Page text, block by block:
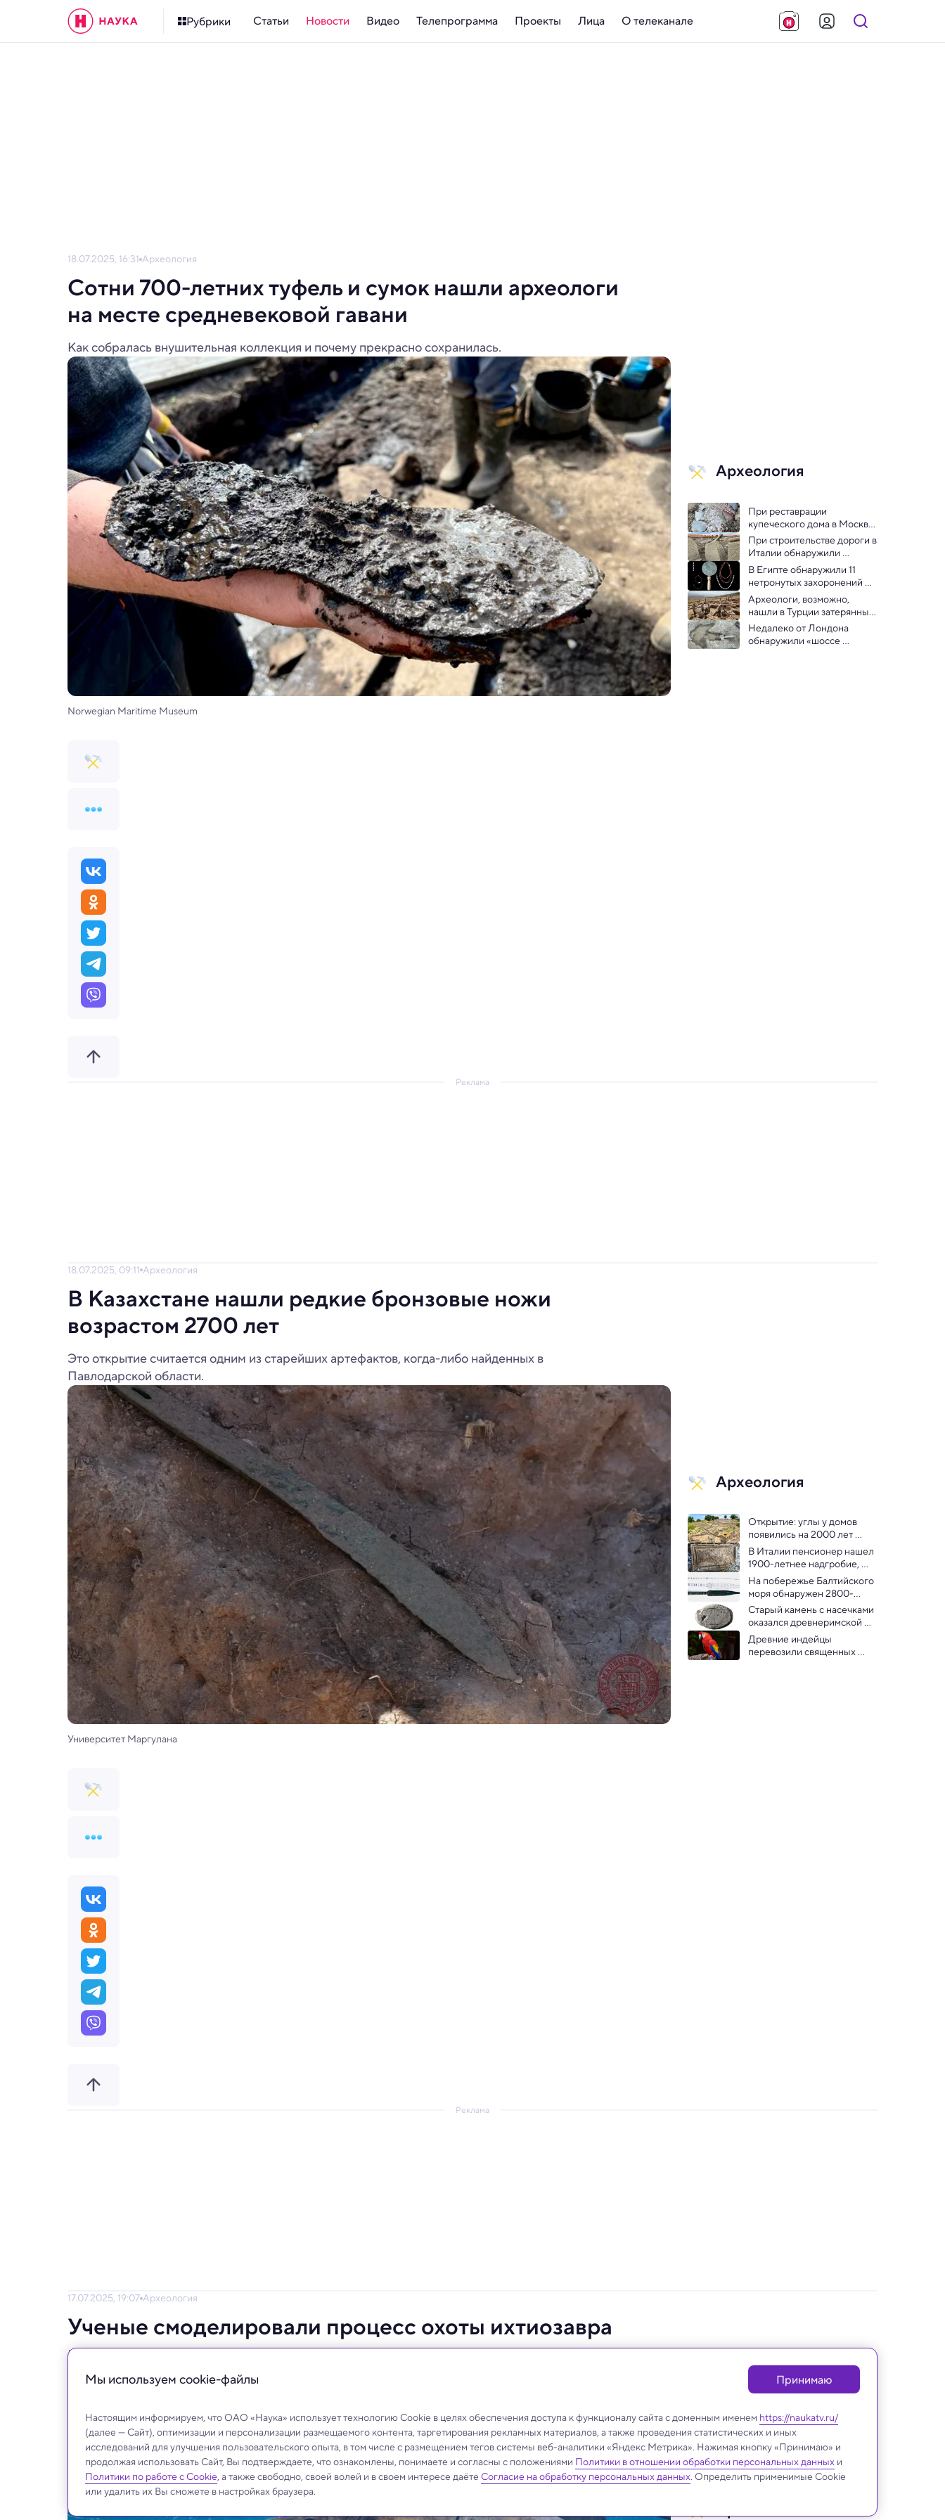
Рубрики Статьи Новости Видео Телепрограмма Проекты Лица О телеканале
18.07.2025, 16:31 Археология
Сотни 700-летних туфель и сумок нашли археологи
на месте средневековой гавани
Как собралась внушительная коллекция и почему прекрасно сохранилась.
Norwegian Maritime Museum
Археология
При реставрации
купеческого дома в Москве
обнаружено 20 000
серебряных монет
При строительстве дороги в
Италии обнаружили
святилище доримской
эпохи
В Египте обнаружили 11
нетронутых захоронений
Среднего царства, полных
драгоценностей
Археологи, возможно,
нашли в Турции затерянный
город Арсамея
Недалеко от Лондона
обнаружили «шоссе
Реклама
18.07.2025, 09:11 Археология
В Казахстане нашли редкие бронзовые ножи
возрастом 2700 лет
Это открытие считается одним из старейших артефактов, когда-либо найденных в
Павлодарской области.
Университет Маргулана
Археология
Открытие: углы у домов
появились на 2000 лет
раньше
В Италии пенсионер нашел
1900-летнее надгробие,
собирая в лесу спаржу
На побережье Балтийского
моря обнаружен 2800-
летний гальштатский
кинжал
Старый камень с насечками
оказался древнеримской
настольной игрой
Древние индейцы
перевозили священных
Реклама
17.07.2025, 19:07 Археология
Ученые смоделировали процесс охоты ихтиозавра
и результат их удивил
Такой механизм охоты никогда ранее не наблюдался ни у одного морского животного,
Археология
Мы используем сookie-файлы Принимаю
Настоящим информируем, что ОАО «Наука» использует технологию Cookie в целях обеспечения доступа к функционалу сайта с доменным именем https://naukatv.ru/
(далее — Сайт), оптимизации и персонализации размещаемого контента, таргетирования рекламных материалов, а также проведения статистических и иных
исследований для улучшения пользовательского опыта, в том числе с размещением тегов системы веб-аналитики «Яндекс Метрика». Нажимая кнопку «Принимаю» и
продолжая использовать Сайт, Вы подтверждаете, что ознакомлены, понимаете и согласны с положениями Политики в отношении обработки персональных данных и
Политики по работе с Cookie, а также свободно, своей волей и в своем интересе даёте Согласие на обработку персональных данных. Определить применимые Cookie
или удалить их Вы сможете в настройках браузера.